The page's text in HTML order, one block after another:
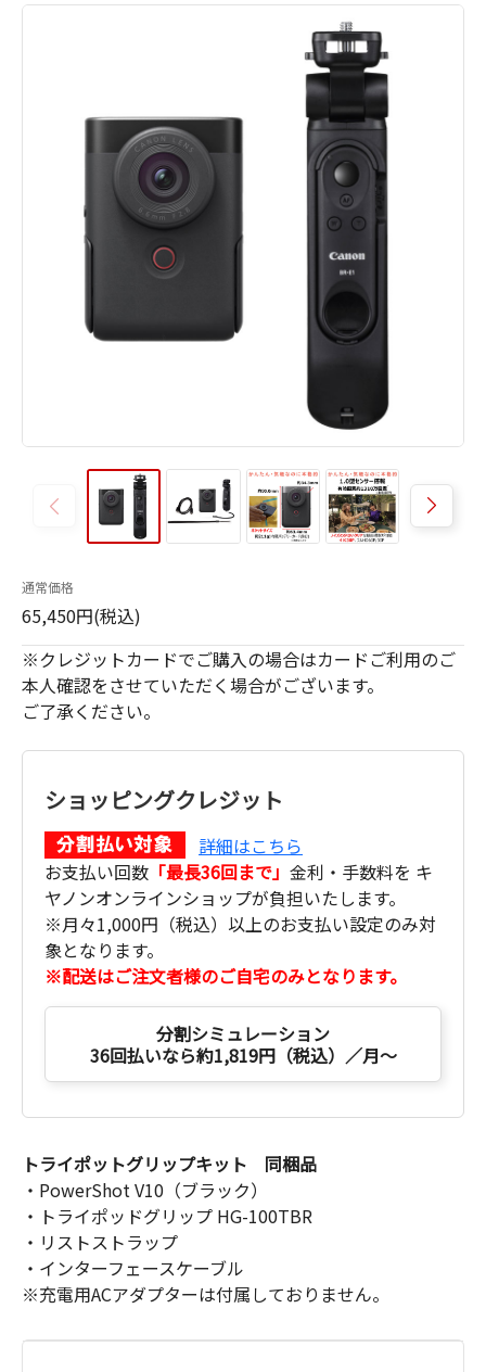
通常価格
65,450円(税込)
※クレジットカードでご購入の場合はカードご利用のご
本人確認をさせていただく場合がございます。
ご了承ください。
ショッピングクレジット
詳細はこちら
お支払い回数 「最長36回まで」 金利・手数料を キ
ヤノンオンラインショップが負担いたします。
※月々1,000円（税込）以上のお支払い設定のみ対
象となります。
※配送はご注文者様のご自宅のみとなります。
分割シミュレーション
36回払いなら約1,819円（税込）／月～
トライポットグリップキット 同梱品
・PowerShot V10（ブラック）
・トライポッドグリップ HG-100TBR
・リストストラップ
・インターフェースケーブル
※充電用ACアダプターは付属しておりません。